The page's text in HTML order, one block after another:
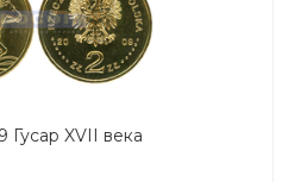
Гусар XVII века